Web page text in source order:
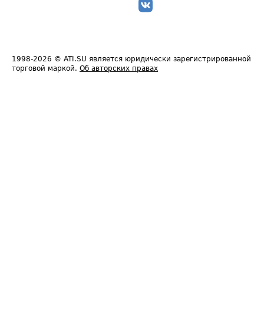
1998-2026 © ATI.SU является юридически зарегистрированной
торговой маркой. Об авторских правах